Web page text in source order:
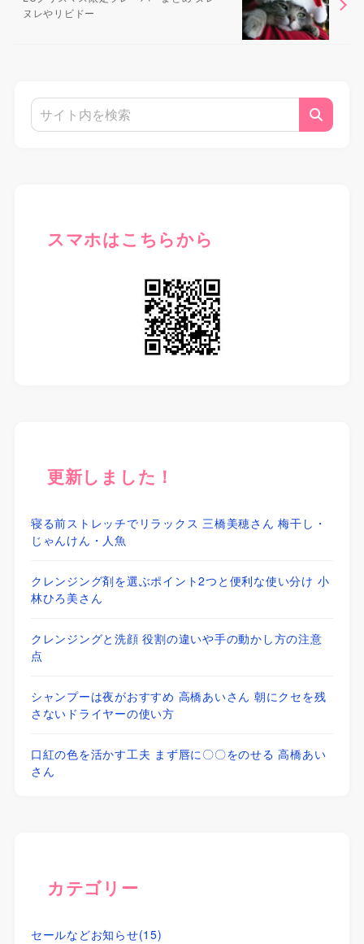
ヌレやリビドー
スマホはこちらから
更新しました！
寝る前ストレッチでリラックス 三橋美穂さん 梅干し・
じゃんけん・人魚
クレンジング剤を選ぶポイント2つと便利な使い分け 小
林ひろ美さん
クレンジングと洗顔 役割の違いや手の動かし方の注意
点
シャンプーは夜がおすすめ 高橋あいさん 朝にクセを残
さないドライヤーの使い方
口紅の色を活かす工夫 まず唇に〇〇をのせる 高橋あい
さん
カテゴリー
セールなどお知らせ(15)